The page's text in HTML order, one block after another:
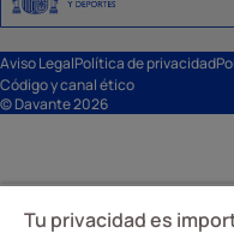
Aviso LegalPolítica de privacidad
Código y canal ético
© Davante 2026
Tu privacidad es